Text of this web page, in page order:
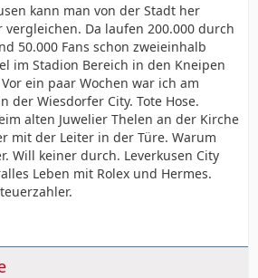
kann man von der Stadt her
Da laufen 200.000 durch
50.000 Fans schon zweieinhalb
im Stadion Bereich in den Kneipen
ein paar Wochen war ich am
der Wiesdorfer City. Tote Hose.
alten Juwelier Thelen an der Kirche
mit der Leiter in der Türe. Warum
Will keiner durch. Leverkusen City
Leben mit Rolex und Hermes.